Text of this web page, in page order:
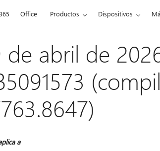
Office Productos Dispositivos
de abril de
a